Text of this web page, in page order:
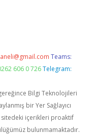
Teams:
606 0 726 Telegram:
Bilgi Teknolojileri
bir Yer Sağlayıcı
içerikleri proaktif
bulunmamaktadır.